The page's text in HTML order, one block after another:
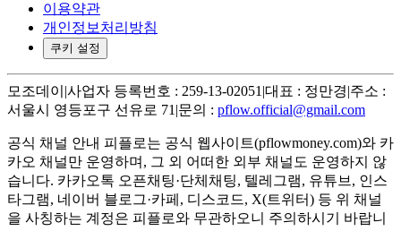
이용약관
개인정보처리방침
쿠키 설정
모조데이 |사업자 등록번호 : 259-13-02051 |대표 : 정만경|주소 :
서울시 영등포구 선유로 71 |문의 : pflow.official@gmail.com
공식 채널 안내 피플로는 공식 웹사이트(pflowmoney.com)와 카
카오 채널만 운영하며, 그 외 어떠한 외부 채널도 운영하지 않
습니다. 카카오톡 오픈채팅·단체채팅, 텔레그램, 유튜브, 인스
타그램, 네이버 블로그·카페, 디스코드, X(트위터) 등 위 채널
을 사칭하는 계정은 피플로와 무관하오니 주의하시기 바랍니